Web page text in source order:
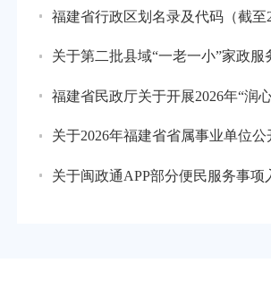
福建省行政区划名录及代码（截至
关于第二批县域“一老一小”家政
福建省民政厅关于开展2026年“润
关于2026年福建省省属事业单位
关于闽政通APP部分便民服务事项